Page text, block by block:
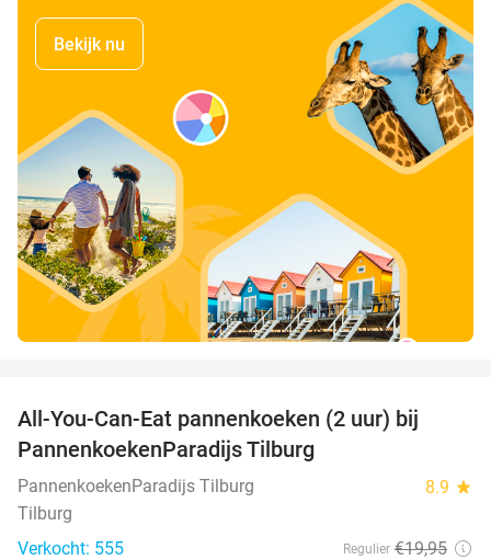
Bekijk nu
All-You-Can-Eat pannenkoeken (2 uur) bij
PannenkoekenParadijs Tilburg
PannenkoekenParadijs Tilburg 8.9 star
Tilburg
Verkocht: 555
Regulier €19,95